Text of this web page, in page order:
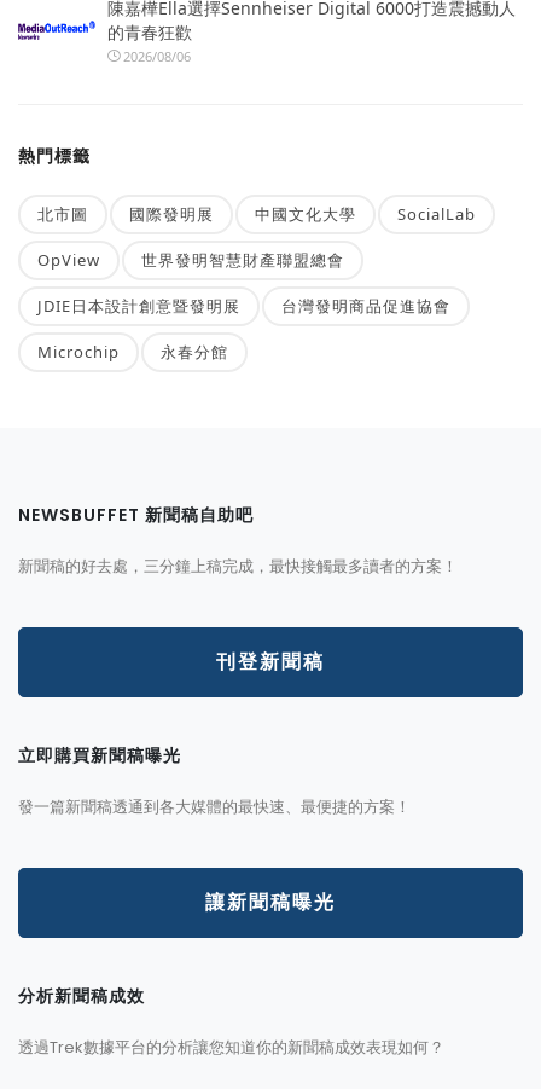
陳嘉樺Ella選擇Sennheiser Digital 6000打造震撼動人
的青春狂歡
2026/08/06
熱門標籤
北市圖 國際發明展 中國文化大學 SocialLab
OpView 世界發明智慧財產聯盟總會
JDIE日本設計創意暨發明展 台灣發明商品促進協會
Microchip 永春分館
NEWSBUFFET 新聞稿自助吧
新聞稿的好去處，三分鐘上稿完成，最快接觸最多讀者的方案！
刊登新聞稿
立即購買新聞稿曝光
發一篇新聞稿透通到各大媒體的最快速、最便捷的方案！
讓新聞稿曝光
分析新聞稿成效
透過Trek數據平台的分析讓您知道你的新聞稿成效表現如何？